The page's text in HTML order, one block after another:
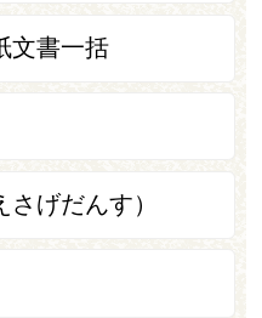
文書一括
げだんす）